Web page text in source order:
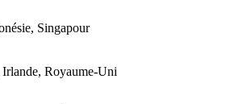
Singapour
Irlande, Royaume-Uni